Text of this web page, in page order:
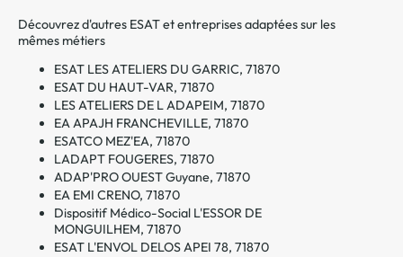
Découvrez d'autres ESAT et entreprises adaptées sur les
mêmes métiers
ESAT LES ATELIERS DU GARRIC, 71870
ESAT DU HAUT-VAR, 71870
LES ATELIERS DE L ADAPEIM, 71870
EA APAJH FRANCHEVILLE, 71870
ESATCO MEZ'EA, 71870
LADAPT FOUGERES, 71870
ADAP'PRO OUEST Guyane, 71870
EA EMI CRENO, 71870
Dispositif Médico-Social L'ESSOR DE
MONGUILHEM, 71870
ESAT L'ENVOL DELOS APEI 78, 71870